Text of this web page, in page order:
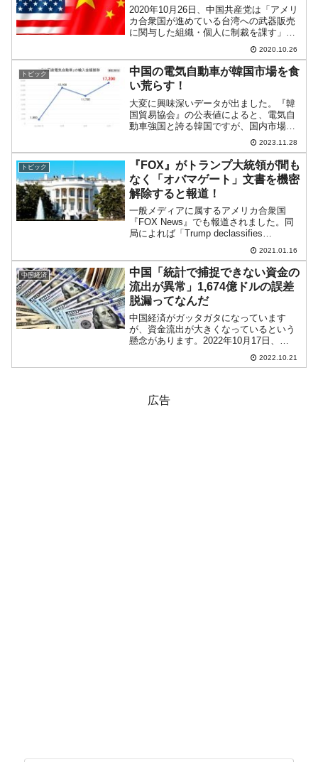
2020年10月26日、中国共産党は「アメリ
カ合衆国が進めている台湾への武器販売
に関与した組織・個人に制裁を課す」旨
を公表しました。中国共産党の御用新聞
『環球時報』の「到来！外務省は、ロッ
キードマーティン、ボーイング、レイセ
オンなど台湾に武...
2020.10.26
トピック
中国の電気自動車が韓国市場を食
い荒らす！
大変に興味深いデータが出ました。『韓
国貿易協会』の公表値によると、電気自
動車強国と誇る韓国ですが、国内市場は
中国産の電気自動車に蚕食されつつあり
ます。2023年01～10月の累計で韓国の電
気自動車輸入額は19億4,500万ドル。対前
年同期比...
2023.11.28
トピック
『FOX』がトランプ大統領が間も
なく「オバマゲート」文書を機密
解除すると報道！
一般メディアに属するアメリカ合衆国
『FOX News』でも報道されました。同
局によれば「Trump declassifies
'Obamagate' documents, release soon:
Report」（トランプ大統領が『オバマ...
2021.01.16
中国経済
中国「統計で捕捉できない資金の
流出が異常」1,674億ドルの誤差
脱漏ってなんだ
中国経済がガッタガタになっています
が、資金流出が大きくなっているという
懸念があります。2022年10月17日、
『Reuters（ロイター）』に興味深い記事
が出ました。国際収支統計に言及したも
2022.10.21
広告